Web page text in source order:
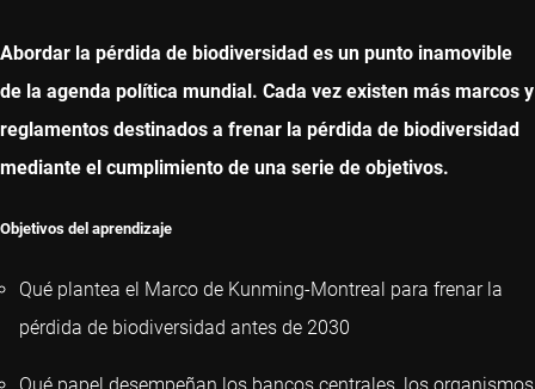
Abordar la pérdida de biodiversidad es un punto inamovible
de la agenda política mundial. Cada vez existen más marcos y
reglamentos destinados a frenar la pérdida de biodiversidad
mediante el cumplimiento de una serie de objetivos.
Objetivos del aprendizaje
Qué plantea el Marco de Kunming-Montreal para frenar la
pérdida de biodiversidad antes de 2030